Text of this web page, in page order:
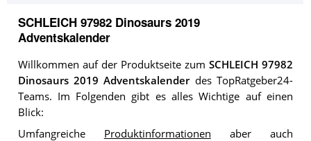
SCHLEICH 97982 Dinosaurs 2019
Adventskalender
Willkommen auf der Produktseite zum SCHLEICH 97982
Dinosaurs 2019 Adventskalenderdes TopRatgeber24-
Teams. Im Folgenden gibt es alles Wichtige auf einen
Blick:
Umfangreiche Produktinformationen aber auch